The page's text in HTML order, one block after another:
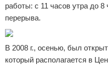
работы: с 11 часов утра до
перерыва.
В 2008 г., осенью, был
который располагается в